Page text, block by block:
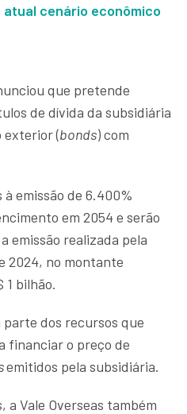
cenário econômico
que pretende
de dívida da subsidiária
exterior (bonds) com
à emissão de 6.400%
em 2054 e serão
emissão realizada pela
2024, no montante
1 bilhão.
dos recursos que
financiar o preço de
emitidos pela subsidiária.
a Vale Overseas também